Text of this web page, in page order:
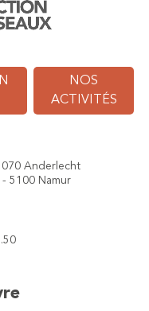
NOS
ACTIVITÉS
Anderlecht
5100 Namur